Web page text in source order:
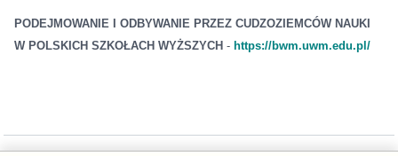
PODEJMOWANIE I ODBYWANIE PRZEZ CUDZOZIEMCÓW NAUKI
W POLSKICH SZKOŁACH WYŻSZYCH - https://bwm.uwm.edu.pl/